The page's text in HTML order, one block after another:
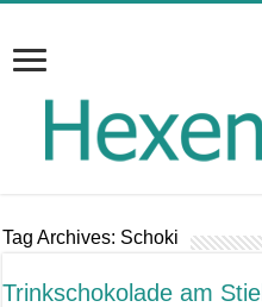
Tag Archives: Schoki
Trinkschokolade am Stiel